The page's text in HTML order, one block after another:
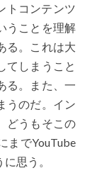
トコンテンツ
うことを理解
る。これは大
てしまうこと
る。また、一
うのだ。イン
どうもそこの
までYouTube
思う。